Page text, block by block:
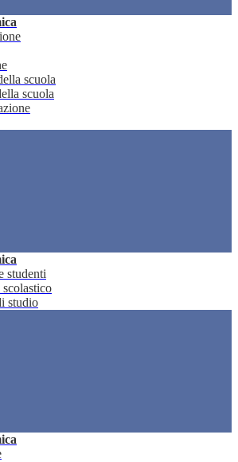
scuola
scuola
studenti
scolastico
studio